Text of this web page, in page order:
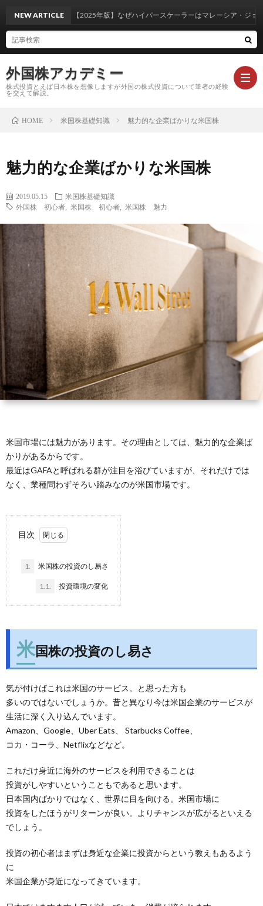
外国株アカデミー
株式投資とえば日本株を想像しますが外国の株式投資について筆者の経験
を交えて解説。
識いト
ッ
NEW ARTICLE【2025年版】なぜハイパースケーラーはマレーシア・ジョホー
HOME 米国株基礎知識 魅力的な企業ばかりな米国株
魅力的な企業ばかりな米国株
2019.05.15
米国株基礎知識
外国株 初心者
米国株 初心者 米国株 魅力
米国市場には魅力があります。その理由としては、魅力的な企業ば
かりがあるからです。
最近はGAFAと呼ばれる群が注目を浴びていますが、それだけでは
なく、業種問わずそろい踏みなのが米国市場です。
目次
1. 米国株の投資のし易さ
1.1. 投資環境の変化
米国株の投資のし易さ
気が付けばこれは米国のサービス。と思った方も
多いのではないでしょうか。昔と異なり今は米国企業のサービスが
生活に深く入り込んでいます。
Amazon、Google、Uber Eats、 Starbucks Coffee、
コカ・コーラ、Netflixなどなど。
これだけ身近に海外のサービスを利用できることは
投資がしやすいということもであると思います。
日本国内ばかりではなく、世界に目を向ける。米国市場に
投資をしたほうがリターンが良い。よりチャンスが広がるといえる
でしょう。
投資の初心者はまずは身近な企業に投資からという教えもあるよう
に
米国企業が身近になってきています。